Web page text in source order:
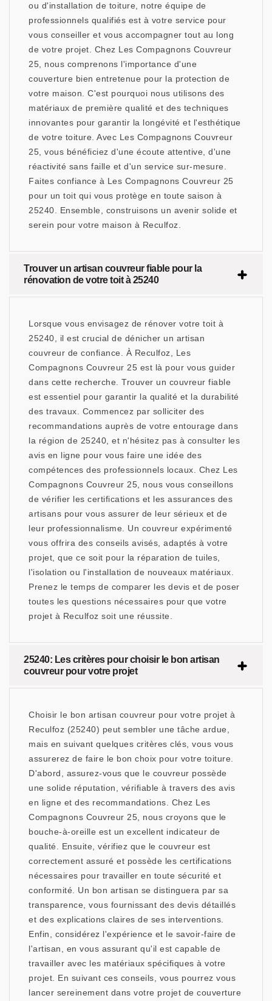
ou d'installation de toiture, notre équipe de
professionnels qualifiés est à votre service pour
vous conseiller et vous accompagner tout au long
de votre projet. Chez Les Compagnons Couvreur
25, nous comprenons l'importance d'une
couverture bien entretenue pour la protection de
votre maison. C'est pourquoi nous utilisons des
matériaux de première qualité et des techniques
innovantes pour garantir la longévité et l'esthétique
de votre toiture. Avec Les Compagnons Couvreur
25, vous bénéficiez d'une écoute attentive, d'une
réactivité sans faille et d'un service sur-mesure.
Faites confiance à Les Compagnons Couvreur 25
pour un toit qui vous protège en toute saison à
25240. Ensemble, construisons un avenir solide et
serein pour votre maison à Reculfoz.
Trouver un artisan couvreur fiable pour la
rénovation de votre toit à 25240
Lorsque vous envisagez de rénover votre toit à
25240, il est crucial de dénicher un artisan
couvreur de confiance. À Reculfoz, Les
Compagnons Couvreur 25 est là pour vous guider
dans cette recherche. Trouver un couvreur fiable
est essentiel pour garantir la qualité et la durabilité
des travaux. Commencez par solliciter des
recommandations auprès de votre entourage dans
la région de 25240, et n'hésitez pas à consulter les
avis en ligne pour vous faire une idée des
compétences des professionnels locaux. Chez Les
Compagnons Couvreur 25, nous vous conseillons
de vérifier les certifications et les assurances des
artisans pour vous assurer de leur sérieux et de
leur professionnalisme. Un couvreur expérimenté
vous offrira des conseils avisés, adaptés à votre
projet, que ce soit pour la réparation de tuiles,
l'isolation ou l'installation de nouveaux matériaux.
Prenez le temps de comparer les devis et de poser
toutes les questions nécessaires pour que votre
projet à Reculfoz soit une réussite.
25240: Les critères pour choisir le bon artisan
couvreur pour votre projet
Choisir le bon artisan couvreur pour votre projet à
Reculfoz (25240) peut sembler une tâche ardue,
mais en suivant quelques critères clés, vous vous
assurerez de faire le bon choix pour votre toiture.
D'abord, assurez-vous que le couvreur possède
une solide réputation, vérifiable à travers des avis
en ligne et des recommandations. Chez Les
Compagnons Couvreur 25, nous croyons que le
bouche-à-oreille est un excellent indicateur de
qualité. Ensuite, vérifiez que le couvreur est
correctement assuré et possède les certifications
nécessaires pour travailler en toute sécurité et
conformité. Un bon artisan se distinguera par sa
transparence, vous fournissant des devis détaillés
et des explications claires de ses interventions.
Enfin, considérez l'expérience et le savoir-faire de
l'artisan, en vous assurant qu'il est capable de
travailler avec les matériaux spécifiques à votre
projet. En suivant ces conseils, vous pourrez vous
lancer sereinement dans votre projet de couverture